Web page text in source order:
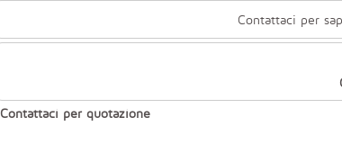
Contattaci per
Contattaci per quotazione